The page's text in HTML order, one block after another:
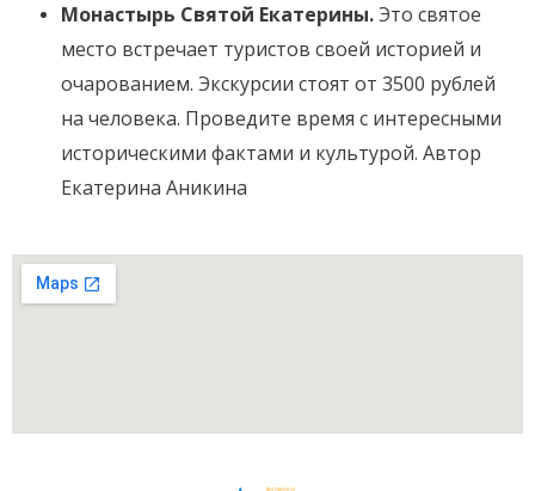
Монастырь Святой Екатерины.Это святое
место встречает туристов своей историей и
очарованием. Экскурсии стоят от 3500 рублей
на человека. Проведите время с интересными
историческими фактами и культурой. Автор
Екатерина Аникина